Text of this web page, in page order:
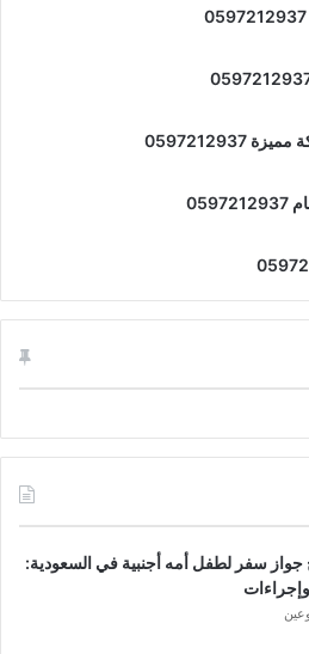
جواز سفر لطفل أمه أجنبية في السعودية: